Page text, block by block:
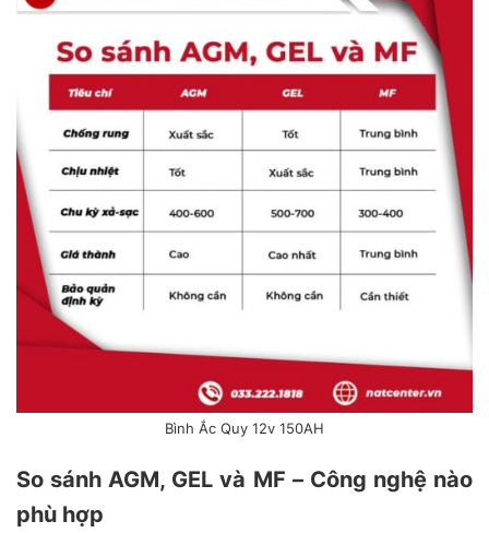
Bình Ắc Quy 12v 150AH
So sánh AGM, GEL và MF – Công nghệ nào
phù hợp